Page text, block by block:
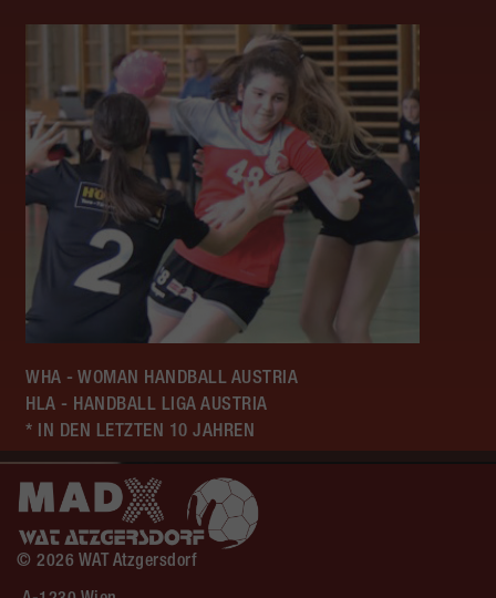
WHA - WOMAN HANDBALL AUSTRIA
HLA - HANDBALL LIGA AUSTRIA
* IN DEN LETZTEN 10 JAHREN
© 2026 WAT Atzgersdorf